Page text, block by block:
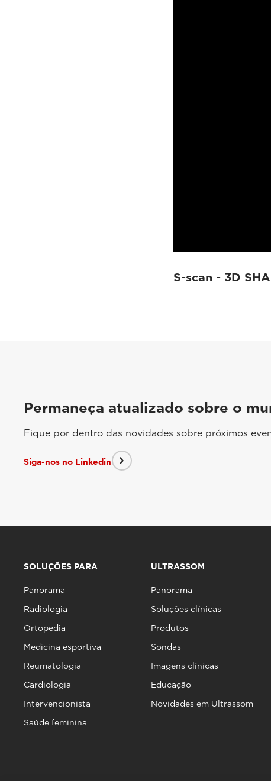
S-scan - 3D
Permaneça atualizado sobre o
Fique por dentro das novidades sobre próximos
Siga-nos no Linkedin
SOLUÇÕES PARA
Panorama
Radiologia
Ortopedia
Medicina esportiva
Reumatologia
Cardiologia
Intervencionista
Saúde feminina
ULTRASSOM
Panorama
Soluções clínicas
Produtos
Sondas
Imagens clínicas
Educação
Novidades em Ultrassom